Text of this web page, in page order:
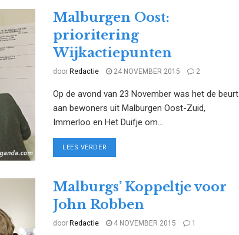
Malburgen Oost:
prioritering
Wijkactiepunten
door Redactie 24 NOVEMBER 2015 2
Op de avond van 23 November was het de beurt
aan bewoners uit Malburgen Oost-Zuid,
Immerloo en Het Duifje om...
LEES VERDER
Malburgs’ Koppeltje voor
John Robben
door Redactie 4 NOVEMBER 2015 1